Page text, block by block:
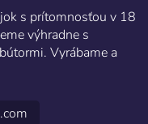
s prítomnosťou v 18
výhradne s
Vyrábame a